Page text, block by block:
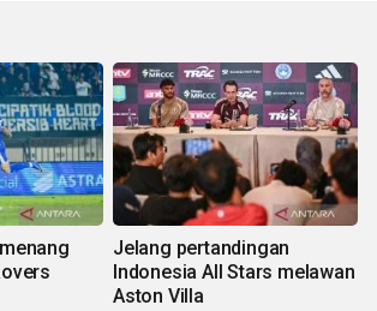
Jelang pertandingan
Indonesia All Stars melawan
Aston Villa